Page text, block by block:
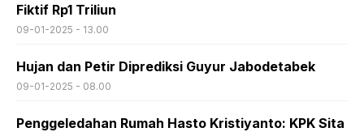
Fiktif Rp1 Triliun
09-01-2025 - 13.00
Hujan dan Petir Diprediksi Guyur Jabodetabek
09-01-2025 - 08.00
Penggeledahan Rumah Hasto Kristiyanto: KPK Sita